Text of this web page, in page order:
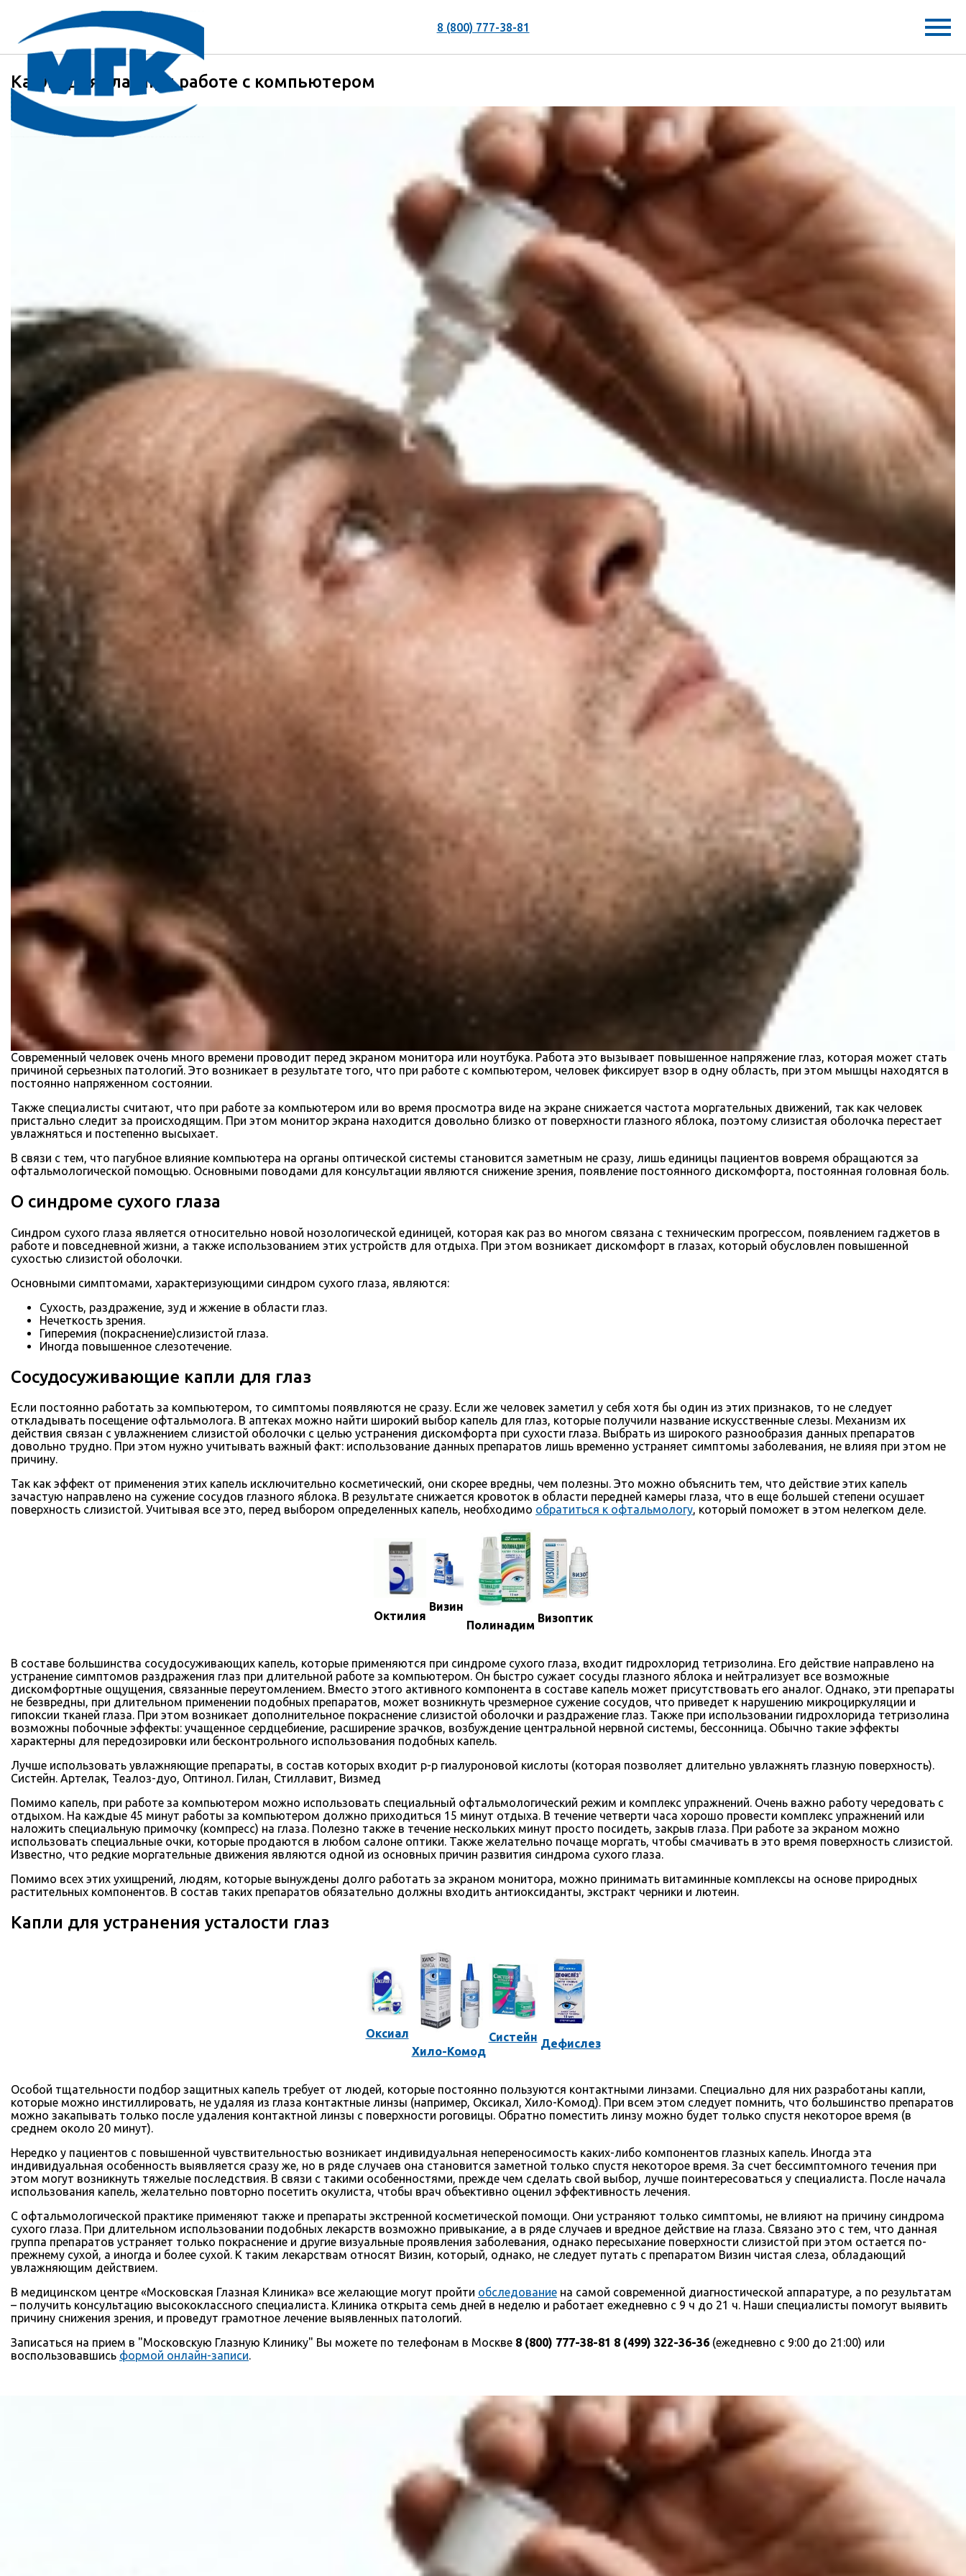
8 (800) 777-38-81
Капли для глаз при работе с компьютером
Современный человек очень много времени проводит перед экраном монитора или ноутбука. Работа это вызывает повышенное напряжение глаз, которая может стать
причиной серьезных патологий. Это возникает в результате того, что при работе с компьютером, человек фиксирует взор в одну область, при этом мышцы находятся в
постоянно напряженном состоянии.
Также специалисты считают, что при работе за компьютером или во время просмотра виде на экране снижается частота моргательных движений, так как человек
пристально следит за происходящим. При этом монитор экрана находится довольно близко от поверхности глазного яблока, поэтому слизистая оболочка перестает
увлажняться и постепенно высыхает.
В связи с тем, что пагубное влияние компьютера на органы оптической системы становится заметным не сразу, лишь единицы пациентов вовремя обращаются за
офтальмологической помощью. Основными поводами для консультации являются снижение зрения, появление постоянного дискомфорта, постоянная головная боль.
О синдроме сухого глаза
Синдром сухого глаза является относительно новой нозологической единицей, которая как раз во многом связана с техническим прогрессом, появлением гаджетов в
работе и повседневной жизни, а также использованием этих устройств для отдыха. При этом возникает дискомфорт в глазах, который обусловлен повышенной
сухостью слизистой оболочки.
Основными симптомами, характеризующими синдром сухого глаза, являются:
Сухость, раздражение, зуд и жжение в области глаз.
Нечеткость зрения.
Гиперемия (покраснение)слизистой глаза.
Иногда повышенное слезотечение.
Сосудосуживающие капли для глаз
Если постоянно работать за компьютером, то симптомы появляются не сразу. Если же человек заметил у себя хотя бы один из этих признаков, то не следует
откладывать посещение офтальмолога. В аптеках можно найти широкий выбор капель для глаз, которые получили название искусственные слезы. Механизм их
действия связан с увлажнением слизистой оболочки с целью устранения дискомфорта при сухости глаза. Выбрать из широкого разнообразия данных препаратов
довольно трудно. При этом нужно учитывать важный факт: использование данных препаратов лишь временно устраняет симптомы заболевания, не влияя при этом не
причину.
Так как эффект от применения этих капель исключительно косметический, они скорее вредны, чем полезны. Это можно объяснить тем, что действие этих капель
зачастую направлено на сужение сосудов глазного яблока. В результате снижается кровоток в области передней камеры глаза, что в еще большей степени осушает
поверхность слизистой. Учитывая все это, перед выбором определенных капель, необходимо обратиться к офтальмологу, который поможет в этом нелегком деле.
Октилия
Визин
Полинадим
Визоптик
В составе большинства сосудосуживающих капель, которые применяются при синдроме сухого глаза, входит гидрохлорид тетризолина. Его действие направлено на
устранение симптомов раздражения глаз при длительной работе за компьютером. Он быстро сужает сосуды глазного яблока и нейтрализует все возможные
дискомфортные ощущения, связанные переутомлением. Вместо этого активного компонента в составе капель может присутствовать его аналог. Однако, эти препараты
не безвредны, при длительном применении подобных препаратов, может возникнуть чрезмерное сужение сосудов, что приведет к нарушению микроциркуляции и
гипоксии тканей глаза. При этом возникает дополнительное покраснение слизистой оболочки и раздражение глаз. Также при использовании гидрохлорида тетризолина
возможны побочные эффекты: учащенное сердцебиение, расширение зрачков, возбуждение центральной нервной системы, бессонница. Обычно такие эффекты
характерны для передозировки или бесконтрольного использования подобных капель.
Лучше использовать увлажняющие препараты, в состав которых входит р-р гиалуроновой кислоты (которая позволяет длительно увлажнять глазную поверхность).
Систейн. Артелак, Теалоз-дуо, Оптинол. Гилан, Стиллавит, Визмед
Помимо капель, при работе за компьютером можно использовать специальный офтальмологический режим и комплекс упражнений. Очень важно работу чередовать с
отдыхом. На каждые 45 минут работы за компьютером должно приходиться 15 минут отдыха. В течение четверти часа хорошо провести комплекс упражнений или
наложить специальную примочку (компресс) на глаза. Полезно также в течение нескольких минут просто посидеть, закрыв глаза. При работе за экраном можно
использовать специальные очки, которые продаются в любом салоне оптики. Также желательно почаще моргать, чтобы смачивать в это время поверхность слизистой.
Известно, что редкие моргательные движения являются одной из основных причин развития синдрома сухого глаза.
Помимо всех этих ухищрений, людям, которые вынуждены долго работать за экраном монитора, можно принимать витаминные комплексы на основе природных
растительных компонентов. В состав таких препаратов обязательно должны входить антиоксиданты, экстракт черники и лютеин.
Капли для устранения усталости глаз
Оксиал
Хило-Комод
Систейн
Дефислез
Особой тщательности подбор защитных капель требует от людей, которые постоянно пользуются контактными линзами. Специально для них разработаны капли,
которые можно инстиллировать, не удаляя из глаза контактные линзы (например, Оксикал, Хило-Комод). При всем этом следует помнить, что большинство препаратов
можно закапывать только после удаления контактной линзы с поверхности роговицы. Обратно поместить линзу можно будет только спустя некоторое время (в
среднем около 20 минут).
Нередко у пациентов с повышенной чувствительностью возникает индивидуальная непереносимость каких-либо компонентов глазных капель. Иногда эта
индивидуальная особенность выявляется сразу же, но в ряде случаев она становится заметной только спустя некоторое время. За счет бессимптомного течения при
этом могут возникнуть тяжелые последствия. В связи с такими особенностями, прежде чем сделать свой выбор, лучше поинтересоваться у специалиста. После начала
использования капель, желательно повторно посетить окулиста, чтобы врач объективно оценил эффективность лечения.
С офтальмологической практике применяют также и препараты экстренной косметической помощи. Они устраняют только симптомы, не влияют на причину синдрома
сухого глаза. При длительном использовании подобных лекарств возможно привыкание, а в ряде случаев и вредное действие на глаза. Связано это с тем, что данная
группа препаратов устраняет только покраснение и другие визуальные проявления заболевания, однако пересыхание поверхности слизистой при этом остается по-
прежнему сухой, а иногда и более сухой. К таким лекарствам относят Визин, который, однако, не следует путать с препаратом Визин чистая слеза, обладающий
увлажняющим действием.
В медицинском центре «Московская Глазная Клиника» все желающие могут пройти обследование на самой современной диагностической аппаратуре, а по результатам
– получить консультацию высококлассного специалиста. Клиника открыта семь дней в неделю и работает ежедневно с 9 ч до 21 ч. Наши специалисты помогут выявить
причину снижения зрения, и проведут грамотное лечение выявленных патологий.
Записаться на прием в "Московскую Глазную Клинику" Вы можете по телефонам в Москве 8 (800) 777-38-81 8 (499) 322-36-36 (ежедневно с 9:00 до 21:00) или
воспользовавшись формой онлайн-записи.